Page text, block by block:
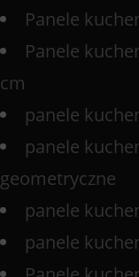
Panele
Panele
cm
panele
panele
geometryczne
panele
panele